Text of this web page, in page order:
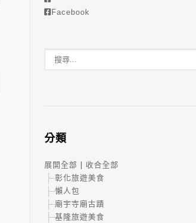
Facebook
分類
展開全部
收合全部
彰化旅遊美食
懶人包
廟宇寺廟古蹟
基隆旅遊美食